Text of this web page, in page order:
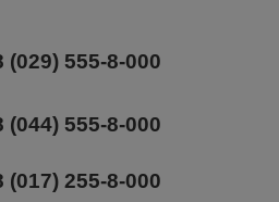
(029) 555-8-000
(044) 555-8-000
(017) 255-8-000